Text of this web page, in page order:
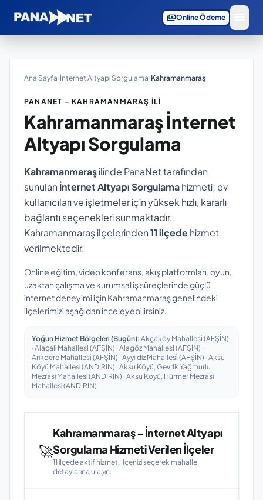
paymentsOnline Ödeme
Ana Sayfa›İnternet Altyapı Sorgulama›Kahramanmaraş
PANANET – KAHRAMANMARAŞ İLI
Kahramanmaraşİnternet
Altyapı Sorgulama
Kahramanmaraşilinde PanaNet tarafından
sunulan İnternet Altyapı Sorgulamahizmeti; ev
kullanıcıları ve işletmeler için yüksek hızlı, kararlı
bağlantı seçenekleri sunmaktadır.
Kahramanmaraş ilçelerinden11 ilçedehizmet
verilmektedir.
Online eğitim, video konferans, akış platformları, oyun,
uzaktan çalışma ve kurumsal iş süreçlerinde güçlü
internet deneyimi için Kahramanmaraş genelindeki
ilçelerimizi aşağıdan inceleyebilirsiniz.
Yoğun Hizmet Bölgeleri (Bugün): Akçaköy Mahallesi̇ (AFŞİN)
· Alaçali Mahallesi̇ (AFŞİN) · Alagöz Mahallesi̇ (AFŞİN) ·
Arikdere Mahallesi̇ (AFŞİN) · Ayyildiz Mahallesi̇ (AFŞİN) · Aksu
Köyü Mahallesi (ANDIRIN) · Aksu Köyü, Gevri̇k Yağmurlu
Mezrasi Mahallesi (ANDIRIN) · Aksu Köyü, Hürmer Mezrasi
Mahallesi (ANDIRIN)
🚀
Kahramanmaraş – İnternet Altyapı
Sorgulama Hizmeti Verilen İlçeler
11 ilçede aktif hizmet. İlçenizi seçerek mahalle
detaylarına ulaşın.